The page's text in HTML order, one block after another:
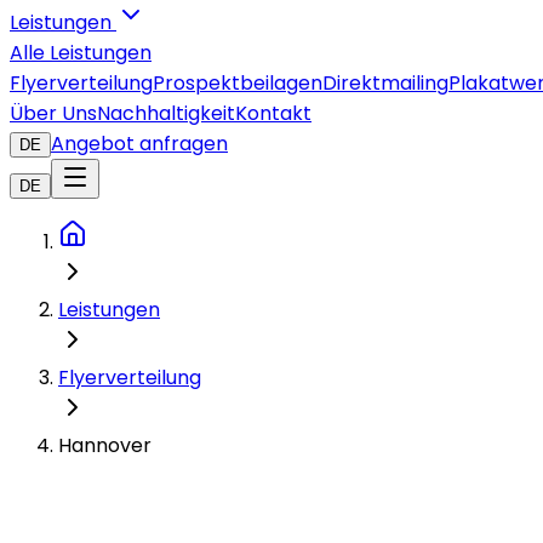
Leistungen
Alle Leistungen
FlyerverteilungProspektbeilagenDirektmailing
Über UnsNachhaltigkeitKontakt
DE Angebot anfragen
DE
Leistungen
Flyerverteilung
Hannover